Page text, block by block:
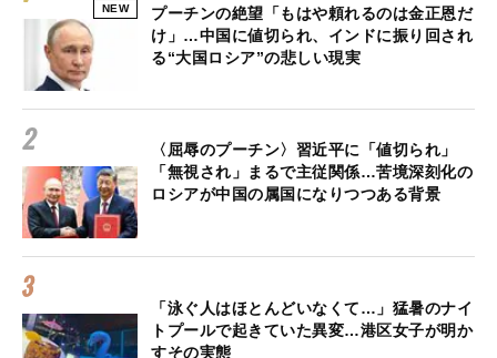
NEW
プーチンの絶望「もはや頼れるのは金正恩だ
け」…中国に値切られ、インドに振り回され
る“大国ロシア”の悲しい現実
〈屈辱のプーチン〉習近平に「値切られ」
「無視され」まるで主従関係…苦境深刻化の
ロシアが中国の属国になりつつある背景
「泳ぐ人はほとんどいなくて…」猛暑のナイ
トプールで起きていた異変…港区女子が明か
すその実態